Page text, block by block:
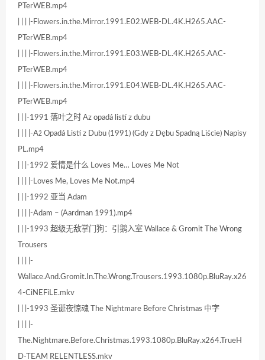
PTerWEB.mp4
| | | |-Flowers.in.the.Mirror.1991.E02.WEB-DL.4K.H265.AAC-
PTerWEB.mp4
| | | |-Flowers.in.the.Mirror.1991.E03.WEB-DL.4K.H265.AAC-
PTerWEB.mp4
| | | |-Flowers.in.the.Mirror.1991.E04.WEB-DL.4K.H265.AAC-
PTerWEB.mp4
| | |-1991 落叶之时 Az opadá listí z dubu
| | | |-Až Opadá Listí z Dubu (1991) (Gdy z Dębu Spadną Liście) Napisy
PL.mp4
| | |-1992 爱情是什么 Loves Me… Loves Me Not
| | | |-Loves Me, Loves Me Not.mp4
| | |-1992 亚当 Adam
| | | |-Adam – (Aardman 1991).mp4
| | |-1993 超级无敌掌门狗：引鹅入室 Wallace & Gromit The Wrong
Trousers
| | | |-
Wallace.And.Gromit.In.The.Wrong.Trousers.1993.1080p.BluRay.x26
4-CiNEFiLE.mkv
| | |-1993 圣诞夜惊魂 The Nightmare Before Christmas 中字
| | | |-
The.Nightmare.Before.Christmas.1993.1080p.BluRay.x264.TrueH
D-TEAM RELENTLESS.mkv